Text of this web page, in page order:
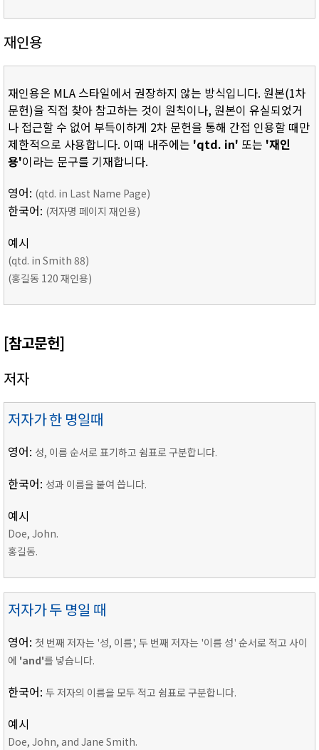
재인용
재인용은 MLA 스타일에서 권장하지 않는 방식입니다. 원본(1차
문헌)을 직접 찾아 참고하는 것이 원칙이나, 원본이 유실되었거
나 접근할 수 없어 부득이하게 2차 문헌을 통해 간접 인용할 때만
제한적으로 사용합니다. 이때 내주에는 'qtd. in' 또는 '재인
용'이라는 문구를 기재합니다.
영어: (qtd. in Last Name Page)
한국어: (저자명 페이지 재인용)
예시
(qtd. in Smith 88)
(홍길동 120 재인용)
[참고문헌]
저자
저자가 한 명일때
영어: 성, 이름 순서로 표기하고 쉼표로 구분합니다.
한국어: 성과 이름을 붙여 씁니다.
예시
Doe, John.
홍길동.
저자가 두 명일 때
영어: 첫 번째 저자는 '성, 이름', 두 번째 저자는 '이름 성' 순서로 적고 사이
에 'and'를 넣습니다.
한국어: 두 저자의 이름을 모두 적고 쉼표로 구분합니다.
예시
Doe, John, and Jane Smith.